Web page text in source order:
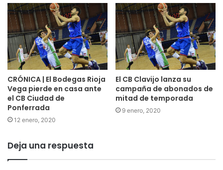
CRÓNICA | El Bodegas Rioja
Vega pierde en casa ante
el CB Ciudad de
Ponferrada
12 enero, 2020
El CB Clavijo lanza su
campaña de abonados de
mitad de temporada
9 enero, 2020
Deja una respuesta